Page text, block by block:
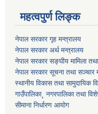
महत्वपुर्ण लिङ्क
नेपाल सरकार गृह मन्त्रालय
नेपाल सरकार अर्थ मन्त्रालय
नेपाल सरकार सङ्घीय मामिला
नेपाल सरकार सूचना तथा सञ्चार
स्थानीय विकास तथा सामुदायिक
गाउँपालिका¸ नगरपालिका तथा
सीमाना निर्धारण आयोग